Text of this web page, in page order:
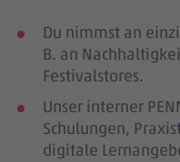
Du nimmst an
B. an
Festivalstores.
Unser interner
Schulungen,
digitale